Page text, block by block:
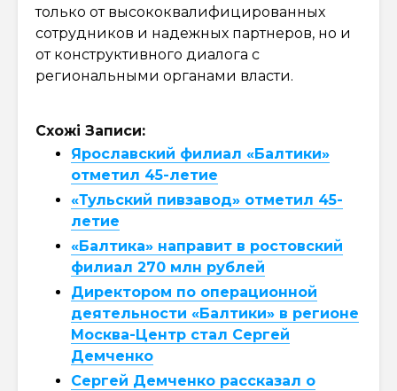
только от высококвалифицированных
сотрудников и надежных партнеров, но и
от конструктивного диалога с
региональными органами власти.
Схожі Записи:
Ярославский филиал «Балтики»
отметил 45-летие
«Тульский пивзавод» отметил 45-
летие
«Балтика» направит в ростовский
филиал 270 млн рублей
Директором по операционной
деятельности «Балтики» в регионе
Москва-Центр стал Сергей
Демченко
Сергей Демченко рассказал о